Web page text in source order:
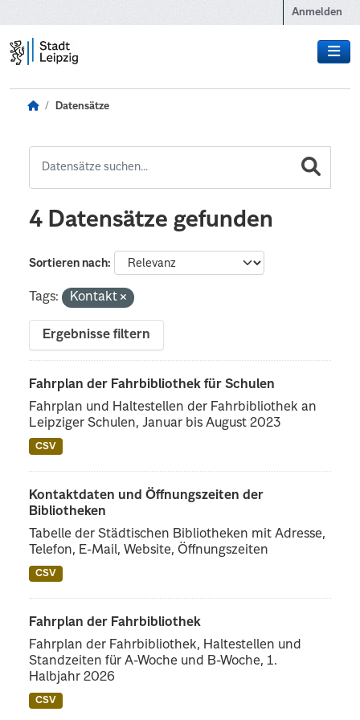
Anmelden
Datensätze
4 Datensätze gefunden
Sortieren nach
Tags: Kontakt
Ergebnisse filtern
Fahrplan der Fahrbibliothek für Schulen
Fahrplan und Haltestellen der Fahrbibliothek an
Leipziger Schulen, Januar bis August 2023
CSV
Kontaktdaten und Öffnungszeiten der
Bibliotheken
Tabelle der Städtischen Bibliotheken mit Adresse,
Telefon, E-Mail, Website, Öffnungszeiten
CSV
Fahrplan der Fahrbibliothek
Fahrplan der Fahrbibliothek, Haltestellen und
Standzeiten für A-Woche und B-Woche, 1.
Halbjahr 2026
CSV